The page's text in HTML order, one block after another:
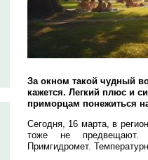
За окном такой чудный
кажется. Легкий плюс и
приморцам понежиться
Сегодня, 16 марта, в
тоже не предвещают.
Примгидромет.